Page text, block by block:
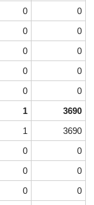
0
0
0
0
0
0
0
0
0
0
1
3690
1
3690
0
0
0
0
0
0